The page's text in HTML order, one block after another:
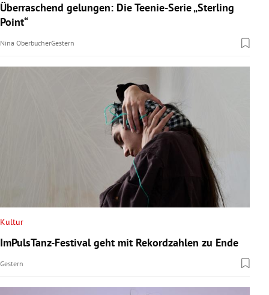
Überraschend gelungen: Die Teenie-Serie „Sterling
Point“
Nina OberbucherGestern
Kultur
ImPulsTanz-Festival geht mit Rekordzahlen zu Ende
Gestern